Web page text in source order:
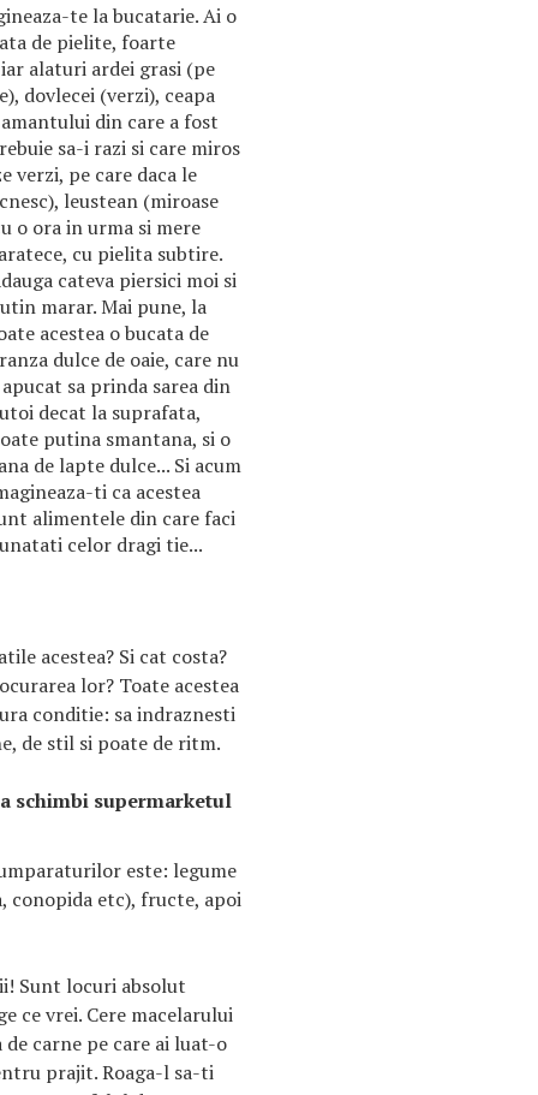
te la bucatarie. Ai o
de pielite, foarte
alaturi ardei grasi (pe
dovlecei (verzi), ceapa
din care a fost
sa-i razi si care miros
verzi, pe care daca le
leustean (miroase
o ora in urma si mere
cu pielita subtire.
cateva piersici moi si
marar. Mai pune, la
acestea o bucata de
dulce de oaie, care nu
sa prinda sarea din
decat la suprafata,
putina smantana, si o
de lapte dulce... Si acum
ti ca acestea
alimentele din care faci
celor dragi tie...
acestea? Si cat costa?
lor? Toate acestea
conditie: sa indraznesti
de stil si poate de ritm.
schimbi supermarketul
este: legume
conopida etc), fructe, apoi
Sunt locuri absolut
ce vrei. Cere macelarului
carne pe care ai luat-o
prajit. Roaga-l sa-ti